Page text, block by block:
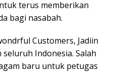
terus memberikan
bagi nasabah.
Customers, Jadiin
Indonesia. Salah
baru untuk petugas